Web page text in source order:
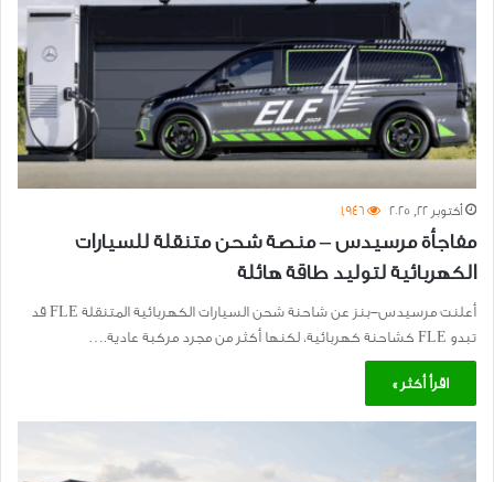
أكتوبر 22, 2025 1٬946
مفاجأة مرسيدس – منصة شحن متنقلة للسيارات
الكهربائية لتوليد طاقة هائلة
أعلنت مرسيدس-بنز عن شاحنة شحن السيارات الكهربائية المتنقلة FLE قد
تبدو FLE كشاحنة كهربائية، لكنها أكثر من مجرد مركبة عادية.…
اقرأ أكثر »